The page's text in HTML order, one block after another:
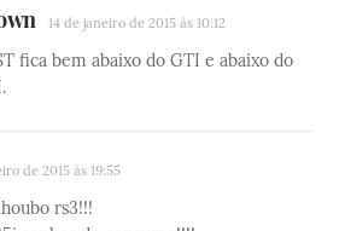
14 de janeiro de 2015 às 10:12
fica bem abaixo do GTI e abaixo do
de 2015 às 19:55
rs3!!!